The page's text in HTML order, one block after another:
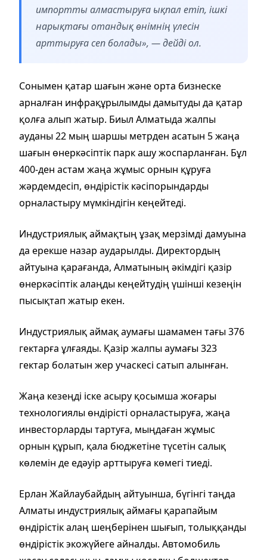
импортты алмастыруға ықпал етіп, ішкі
нарықтағы отандық өнімнің үлесін
арттыруға сеп болады», — дейді ол.
Сонымен қатар шағын және орта бизнеске
арналған инфрақұрылымды дамытуды да қатар
қолға алып жатыр. Биыл Алматыда жалпы
ауданы 22 мың шаршы метрден асатын 5 жаңа
шағын өнеркәсіптік парк ашу жоспарланған. Бұл
400-ден астам жаңа жұмыс орнын құруға
жәрдемдесіп, өндірістік кәсіпорындарды
орналастыру мүмкіндігін кеңейтеді.
Индустриялық аймақтың ұзақ мерзімді дамуына
да ерекше назар аударылды. Директордың
айтуына қарағанда, Алматының әкімдігі қазір
өнеркәсіптік алаңды кеңейтудің үшінші кезеңін
пысықтап жатыр екен.
Индустриялық аймақ аумағы шамамен тағы 376
гектарға ұлғаяды. Қазір жалпы аумағы 323
гектар болатын жер учаскесі сатып алынған.
Жаңа кезеңді іске асыру қосымша жоғары
технологиялы өндірісті орналастыруға, жаңа
инвесторларды тартуға, мыңдаған жұмыс
орнын құрып, қала бюджетіне түсетін салық
көлемін де едәуір арттыруға көмегі тиеді.
Ерлан Жайлаубайдың айтуынша, бүгінгі таңда
Алматы индустриялық аймағы қарапайым
өндірістік алаң шеңберінен шығып, толыққанды
өндірістік экожүйеге айналды. Автомобиль